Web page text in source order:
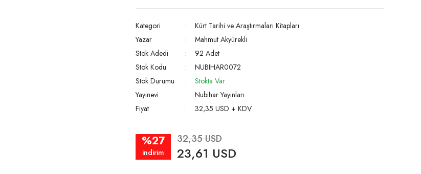
Kategori
Kürt Tarihi ve Araştırmaları Kitapları
Yazar
Mahmut Akyürekli
Stok Adedi
92 Adet
Stok Kodu
NUBIHAR0072
Stok Durumu
Stokta Var
Yayınevi
Nubihar Yayınları
Fiyat
32,35 USD + KDV
%27
indirim
32,35 USD
23,61 USD